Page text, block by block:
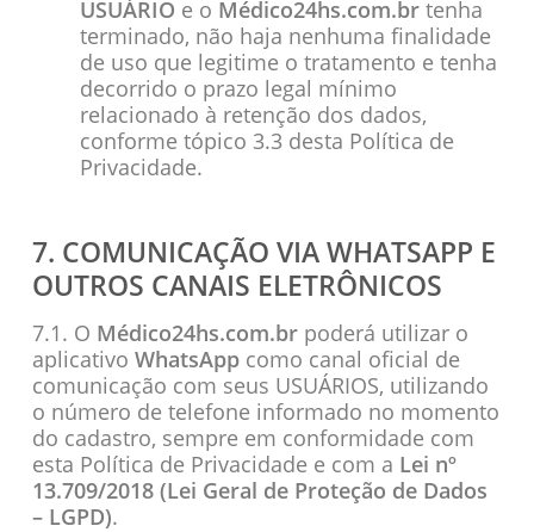
USUÁRIO e o Médico24hs.com.brtenha
terminado, não haja nenhuma finalidade
de uso que legitime o tratamento e tenha
decorrido o prazo legal mínimo
relacionado à retenção dos dados,
conforme tópico 3.3 desta Política de
Privacidade.
7. COMUNICAÇÃO VIA WHATSAPP E
OUTROS CANAIS ELETRÔNICOS
7.1. O Médico24hs.com.brpoderá utilizar o
aplicativo WhatsAppcomo canal oficial de
comunicação com seus USUÁRIOS, utilizando
o número de telefone informado no momento
do cadastro, sempre em conformidade com
esta Política de Privacidade e com a Lei nº
13.709/2018 (Lei Geral de Proteção de Dados
– LGPD).